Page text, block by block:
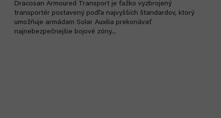
Dracosan Armoured Transport je ťažko vyzbrojený
transportér postavený podľa najvyšších štandardov, ktorý
umožňuje armádam Solar Auxilia prekonávať
najnebezpečnejšie bojové zóny...